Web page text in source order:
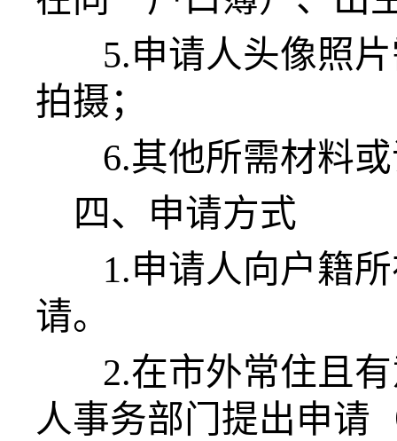
5.申请人头像照
拍摄；
6.其他所需材料
四、申请方式
1.申请人向户籍
请。
2.在市外常住且
人事务部门提出申请